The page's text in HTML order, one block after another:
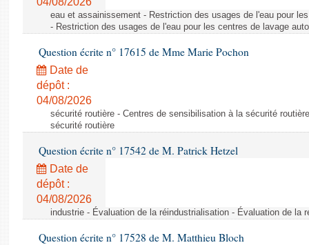
eau et assainissement - Restriction des usages de l'eau pour
- Restriction des usages de l'eau pour les centres de lavage
Question écrite n° 17615 de Mme Marie Pochon
Date de
dépôt :
04/08/2026
sécurité routière - Centres de sensibilisation à la sécurité
sécurité routière
Question écrite n° 17542 de M. Patrick Hetzel
Date de
dépôt :
04/08/2026
industrie - Évaluation de la réindustrialisation - Évaluation de la
Question écrite n° 17528 de M. Matthieu Bloch